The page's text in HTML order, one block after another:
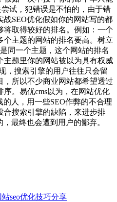
试，犯错误是不怕的，由于错
SEO优化假如你的网站写的都
将取得较好的排名。例如：一个
个主题的网站的排名要高。树立
同一个主题，这个网站的排名
主题里你的网站被以为具有权威
，搜索引擎的用户往往只会留
所以不少商业网站都希望透过
。易优cms以为，在网站优化
人，用一些SEO作弊的不合理
合搜索引擎的缺陷，来进步排
最终也会遭到用户的鄙弃。
站seo优化技巧分享